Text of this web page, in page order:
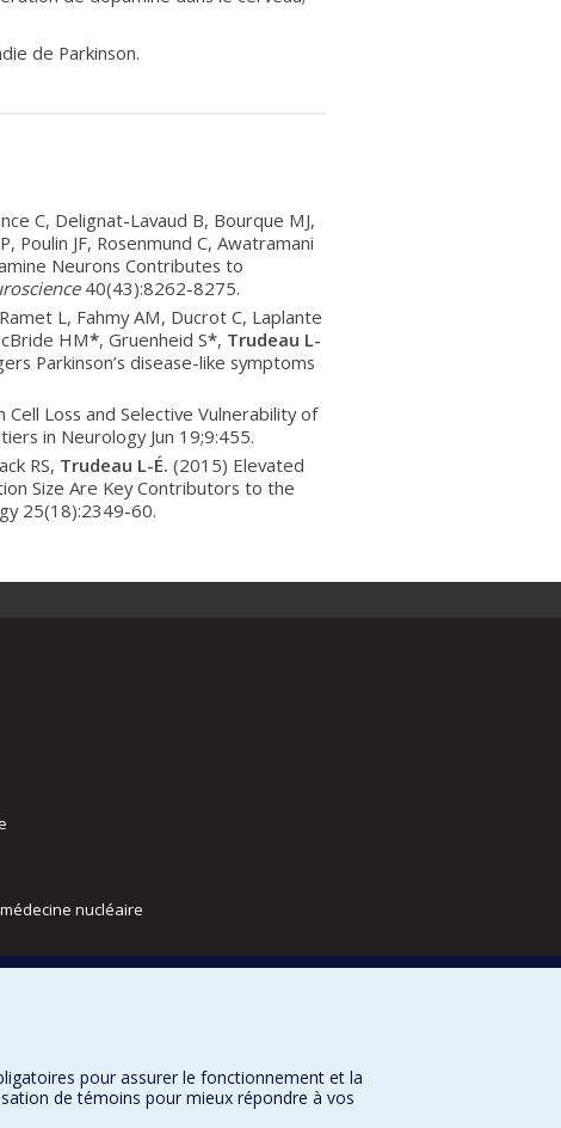
de Parkinson.
C, Delignat-Lavaud B, Bourque MJ,
Poulin JF, Rosenmund C, Awatramani
Neurons Contributes to
40(43):8262-8275.
L, Fahmy AM, Ducrot C, Laplante
HM*, Gruenheid S*, Trudeau L-
Parkinson’s disease-like symptoms
Cell Loss and Selective Vulnerability of
in Neurology Jun 19;9:455.
RS, Trudeau L-É. (2015) Elevated
Size Are Key Contributors to the
25(18):2349-60.
nucléaire
pour assurer le fonctionnement et la
de témoins pour mieux répondre à vos